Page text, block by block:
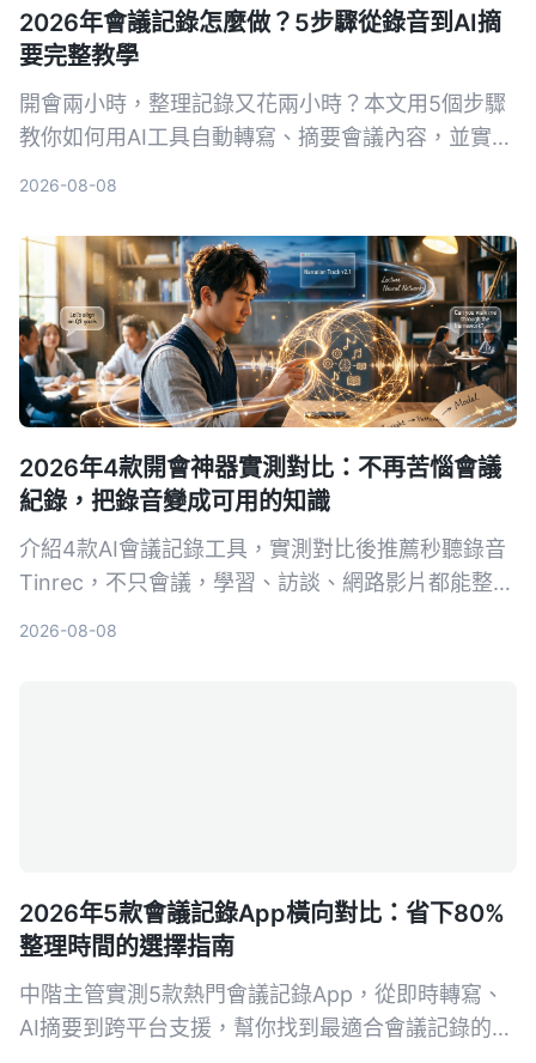
2026年會議記錄怎麼做？5步驟從錄音到AI摘
要完整教學
開會兩小時，整理記錄又花兩小時？本文用5個步驟
教你如何用AI工具自動轉寫、摘要會議內容，並實測
2026-08-08
2026年4款開會神器實測對比：不再苦惱會議
紀錄，把錄音變成可用的知識
介紹4款AI會議記錄工具，實測對比後推薦秒聽錄音
Tinrec，不只會議，學習、訪談、網路影片都能整
2026-08-08
2026年5款會議記錄App橫向對比：省下80%
整理時間的選擇指南
中階主管實測5款熱門會議記錄App，從即時轉寫、
AI摘要到跨平台支援，幫你找到最適合會議記錄的工